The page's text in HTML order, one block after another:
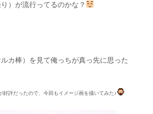
）が流行ってるのかな？
カ棒）を見て俺っちが真っ先に思った
好評だったので、今回もイメージ画を描いてみた♪